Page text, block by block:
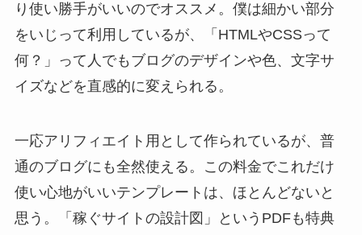
り使い勝手がいいのでオススメ。僕は細かい部分
をいじって利用しているが、「HTMLやCSSって
何？」って人でもブログのデザインや色、文字サ
イズなどを直感的に変えられる。
一応アリフィエイト用として作られているが、普
通のブログにも全然使える。この料金でこれだけ
使い心地がいいテンプレートは、ほとんどないと
思う。「稼ぐサイトの設計図」というPDFも特典